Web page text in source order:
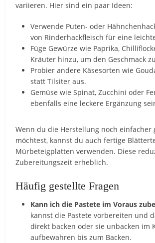
variieren. Hier sind ein paar Ideen:
Verwende Puten- oder
von Rinderhackfleisch für eine
Füge Gewürze wie Paprika,
Kräuter hinzu, um den Geschmack
Probier andere Käsesorten wie
statt Tilsiter aus.
Gemüse wie Spinat, Zucchini oder
ebenfalls eine leckere Ergänzung
Wenn du die Herstellung noch einfacher
möchtest, kannst du auch fertige
Mürbeteigplatten verwenden. Diese
Zubereitungszeit erheblich.
Häufig gestellte Fragen
Kann ich die Pastete im Voraus
kannst die Pastete vorbereiten und
direkt backen oder sie unbacken im
aufbewahren bis zum Backen.